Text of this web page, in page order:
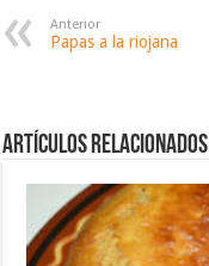
Anterior
Papas a la riojana
Artículos relacionados